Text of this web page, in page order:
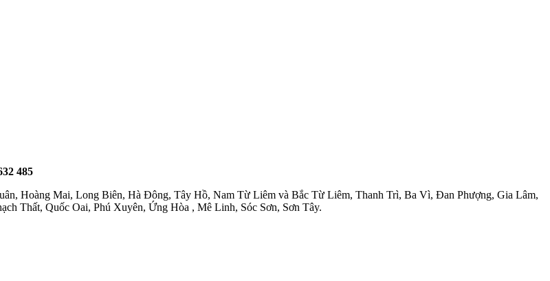
485
Hoàng Mai, Long Biên, Hà Đông, Tây Hồ, Nam Từ Liêm và Bắc Từ Liêm, Thanh Trì, Ba Vì, Đan Phượng, Gia Lâm,
Thất, Quốc Oai, Phú Xuyên, Ứng Hòa , Mê Linh, Sóc Sơn, Sơn Tây.